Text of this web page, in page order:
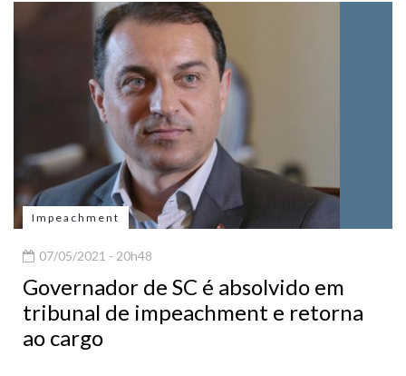
Impeachment
07/05/2021 - 20h48
Governador de SC é absolvido em
tribunal de impeachment e retorna
ao cargo